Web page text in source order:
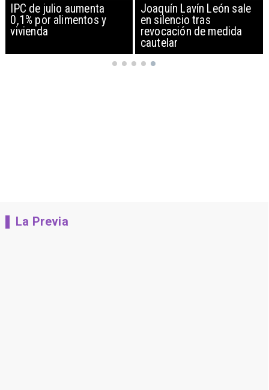
IPC de julio aumenta
0,1% por alimentos y
vivienda
Joaquín Lavín León sale
en silencio tras
revocación de medida
cautelar
La Previa